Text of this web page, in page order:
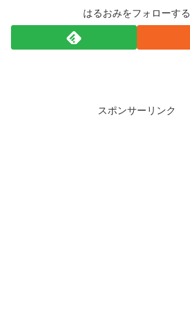
はるおみをフォローする
スポンサーリンク